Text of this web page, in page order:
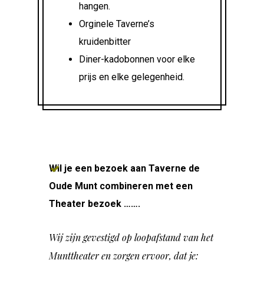
hangen.
Orginele Taverne’s
kruidenbitter
Diner-kadobonnen voor elke
prijs en elke gelegenheid.
Wil je een bezoek aan Taverne de
Oude Munt combineren met een
Theater bezoek …….
Wij zijn gevestigd op loopafstand van het
Munttheater en zorgen ervoor, dat je: